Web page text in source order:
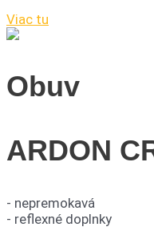
Viac tu
Obuv
ARDON
- nepremokavá
- reflexné doplnky